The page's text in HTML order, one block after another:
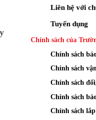
Liên hệ với
Tuyển dụng
Chính sách của
Chính sách
Chính sách
Chính sách
Chính sách
Chính sách